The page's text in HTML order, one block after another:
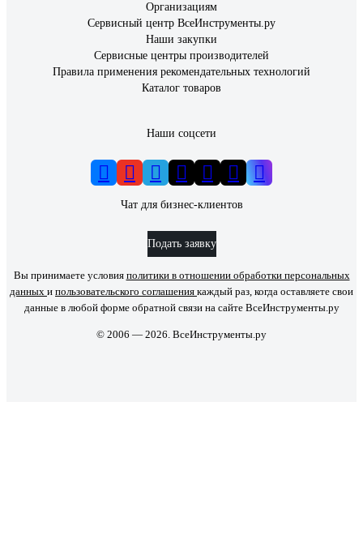
Организациям
Сервисный центр ВсеИнструменты.ру
Наши закупки
Сервисные центры производителей
Правила применения рекомендательных технологий
Каталог товаров
Наши соцсети
Чат для бизнес-клиентов
Подать заявку
Вы принимаете условия политики в отношении обработки персональных
данных и пользовательского соглашения каждый раз, когда оставляете свои
данные в любой форме обратной связи на сайте ВсеИнструменты.ру
© 2006 — 2026. ВсеИнструменты.ру